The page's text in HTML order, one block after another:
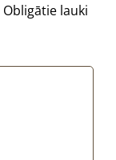
Obligātie lauki